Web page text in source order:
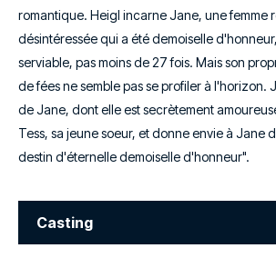
romantique. Heigl incarne Jane, une femme
désintéressée qui a été demoiselle
serviable, pas moins de 27 fois. Mais son
de fées ne semble pas se profiler à l'horizon.
de Jane, dont elle est secrètement
Tess, sa jeune soeur, et donne envie à Jane
destin d'éternelle demoiselle d'honneur".
Casting